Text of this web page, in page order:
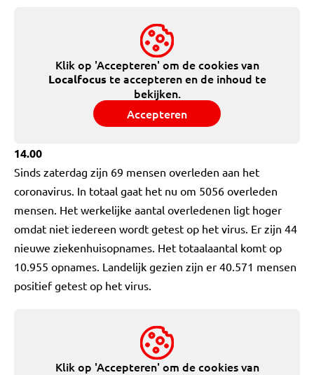
Klik op 'Accepteren' om de cookies van
Localfocus te accepteren en de inhoud te
bekijken.
Accepteren
14.00
Sinds zaterdag zijn 69 mensen overleden aan het
coronavirus. In totaal gaat het nu om 5056 overleden
mensen. Het werkelijke aantal overledenen ligt hoger
omdat niet iedereen wordt getest op het virus. Er zijn 44
nieuwe ziekenhuisopnames. Het totaalaantal komt op
10.955 opnames. Landelijk gezien zijn er 40.571 mensen
positief getest op het virus.
Klik op 'Accepteren' om de cookies van